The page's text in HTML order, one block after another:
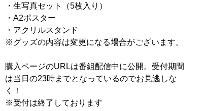
・生写真セット（5枚入り）
・A2ポスター
・アクリルスタンド
※グッズの内容は変更になる場合がございます。
購入ページのURLは番組配信中に公開。受付期間
は当日の23時までとなっているのでお見逃しな
く！
※受付は終了しております